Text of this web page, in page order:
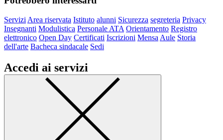
Servizi Area riservata Istituto alunni Sicurezza segreteria Privacy
Insegnanti Modulistica Personale ATA Orientamento Registro
elettronico Open Day Certificati Iscrizioni Mensa Aule Storia
dell'arte Bacheca sindacale Sedi
Accedi ai servizi